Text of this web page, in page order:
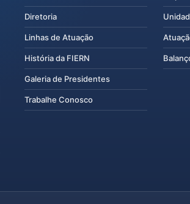
Diretoria
Linhas de Atuação
História da FIERN
Galeria de Presidentes
Trabalhe Conosco